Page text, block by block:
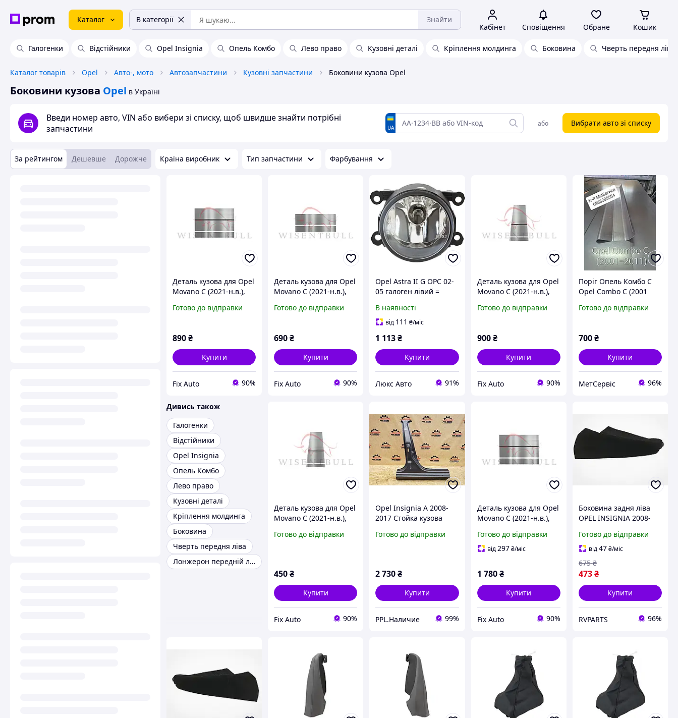
Каталог В категорії Знайти
Кабінет Сповіщення Обране Кошик
Галогенки Відстійники Opel Insignia Опель Комбо Лево право Кузовні деталі Кріплення молдинга Боковина Чверть передня ліва
Каталог товарів Opel Авто-, мото Автозапчастини Кузовні запчастини Боковини кузова Opel
Боковини кузова Opel в Україні
Введи номер авто, VIN або вибери зі списку, щоб швидше знайти потрібні
запчастини
UA або Вибрати авто зі списку
За рейтингом Дешевше Дорожче Країна виробник Тип запчастини Фарбування
Деталь кузова для Opel
Movano C (2021-н.в.),
Оцинкована сталь 1.2
Готово до відправки
890₴
Купити
Fix Auto 90%
Деталь кузова для Opel
Movano C (2021-н.в.),
сталь 1.2 mm
Готово до відправки
690₴
Купити
Fix Auto 90%
Opel Astra II G OPC 02-
05 галоген лівий =
В наявності
від 111 ₴/міс
1 113₴
Купити
Люкс Авто 91%
Деталь кузова для Opel
Movano C (2021-н.в.),
Оцинкована сталь 1.2
Готово до відправки
900 ₴
Купити
Fix Auto 90%
Поріг Опель Комбо С
Opel Combo C (2001
Готово до відправки
700₴
Купити
МетСервіс 96%
Дивись також
Галогенки
Відстійники
Opel Insignia
Опель Комбо
Лево право
Кузовні деталі
Кріплення молдинга
Боковина
Чверть передня ліва
Лонжерон передній лівий Чверть
Деталь кузова для Opel
Movano C (2021-н.в.),
Оцинкована сталь 1.2
Готово до відправки
450₴
Купити
Fix Auto 90%
Opel Insignia A 2008-
2017 Стойка кузова
Готово до відправки
2 730₴
Купити
PPL.Наличие 99%
Деталь кузова для Opel
Movano C (2021-н.в.),
Оцинкована сталь 1.2
mm
Готово до відправки
від297 ₴/міс
1 780 ₴
Купити
Fix Auto 90%
Боковина задня ліва
OPEL INSIGNIA 2008-
Готово до відправки
від47₴/міс
473₴
675 ₴
Купити
RVPARTS 96%